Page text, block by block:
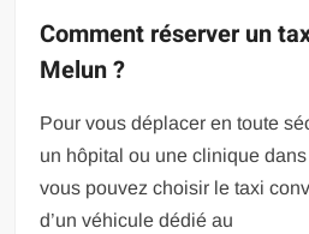
Comment réserver un
Melun ?
Pour vous déplacer en toute
un hôpital ou une clinique
vous pouvez choisir le taxi
d’un véhicule dédié au